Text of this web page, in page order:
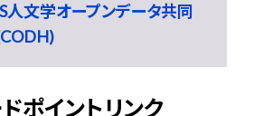
人文学オープンデータ共同
ポイントリンク